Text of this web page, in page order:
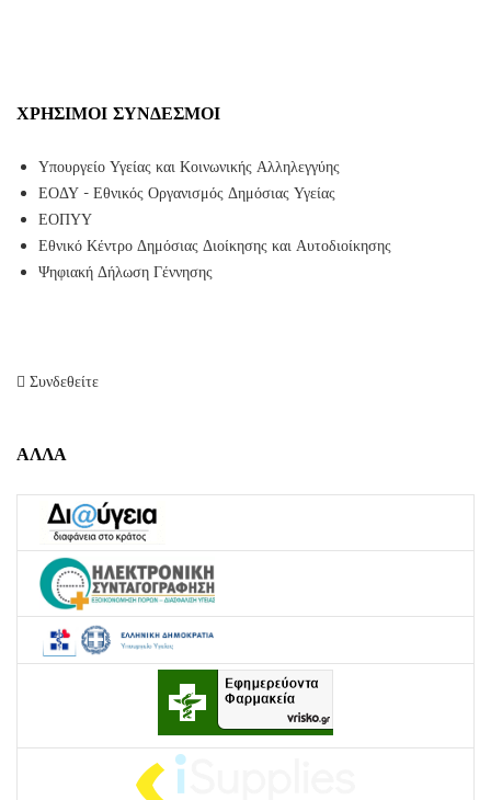
ΧΡΉΣΙΜΟΙ ΣΎΝΔΕΣΜΟΙ
Υπουργείο Υγείας και Κοινωνικής Αλληλεγγύης
ΕΟΔΥ - Εθνικός Οργανισμός Δημόσιας Υγείας
ΕΟΠΥΥ
Εθνικό Κέντρο Δημόσιας Διοίκησης και Αυτοδιοίκησης
Ψηφιακή Δήλωση Γέννησης
Συνδεθείτε
ΑΛΛΑ